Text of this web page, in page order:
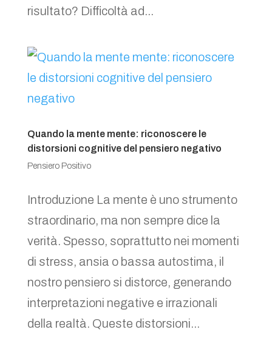
risultato? Difficoltà ad...
Quando la mente mente: riconoscere le
distorsioni cognitive del pensiero negativo
Pensiero Positivo
Introduzione La mente è uno strumento
straordinario, ma non sempre dice la
verità. Spesso, soprattutto nei momenti
di stress, ansia o bassa autostima, il
nostro pensiero si distorce, generando
interpretazioni negative e irrazionali
della realtà. Queste distorsioni...